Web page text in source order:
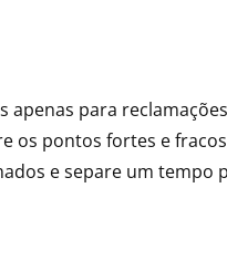
apenas para
os pontos fortes e
e separe um tempo